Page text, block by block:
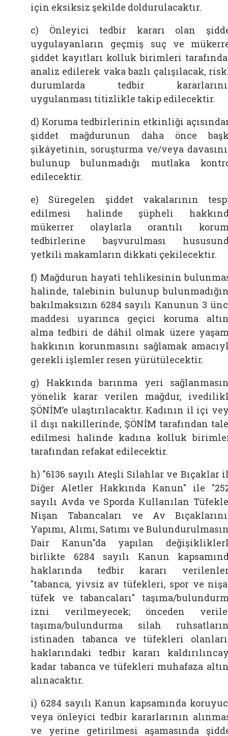
için eksiksiz şekilde doldurulacaktır.
c) Önleyici tedbir kararı olan
uygulayanların geçmiş suç ve
şiddet kayıtları kolluk birimleri
analiz edilerek vaka bazlı çalışılacak,
durumlarda tedbir
uygulanması titizlikle takip edilecektir.
d) Koruma tedbirlerinin etkinliği
şiddet mağdurunun daha önce
şikâyetinin, soruşturma ve/veya
bulunup bulunmadığı mutlaka
edilecektir.
e) Süregelen şiddet vakalarının
edilmesi halinde şüpheli
mükerrer olaylarla orantılı
tedbirlerine başvurulması
yetkili makamların dikkati çekilecektir.
f) Mağdurun hayatî tehlikesinin
halinde, talebinin bulunup
bakılmaksızın 6284 sayılı Kanunun 3
maddesi uyarınca geçici koruma
alma tedbiri de dâhil olmak üzere
hakkının korunmasını sağlamak
gerekli işlemler resen yürütülecektir.
g) Hakkında barınma yeri
yönelik karar verilen mağdur,
ŞÖNİM’e ulaştırılacaktır. Kadının il içi
il dışı nakillerinde, ŞÖNİM tarafından
edilmesi halinde kadına kolluk
tarafından refakat edilecektir.
h) "6136 sayılı Ateşli Silahlar ve Bıçaklar
Diğer Aletler Hakkında Kanun" ile
sayılı Avda ve Sporda Kullanılan
Nişan Tabancaları ve Av
Yapımı, Alımı, Satımı ve
Dair Kanun"da yapılan
birlikte 6284 sayılı Kanun
haklarında tedbir kararı
"tabanca, yivsiz av tüfekleri, spor ve
tüfek ve tabancaları" taşıma/
izni verilmeyecek; önceden
taşıma/bulundurma silah
istinaden tabanca ve tüfekleri
haklarındaki tedbir kararı
kadar tabanca ve tüfekleri muhafaza
alınacaktır.
i) 6284 sayılı Kanun kapsamında
veya önleyici tedbir kararlarının
ve yerine getirilmesi aşamasında